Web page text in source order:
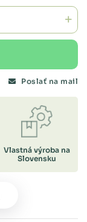
Poslať na mail
Vlastná výroba na
Slovensku